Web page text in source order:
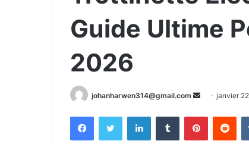
Guide Ultime
2026
johanharwen314@gmail.com
Envoyer
courriel
janvier
FacebookTwitter LinkedinTumblr Pinterest